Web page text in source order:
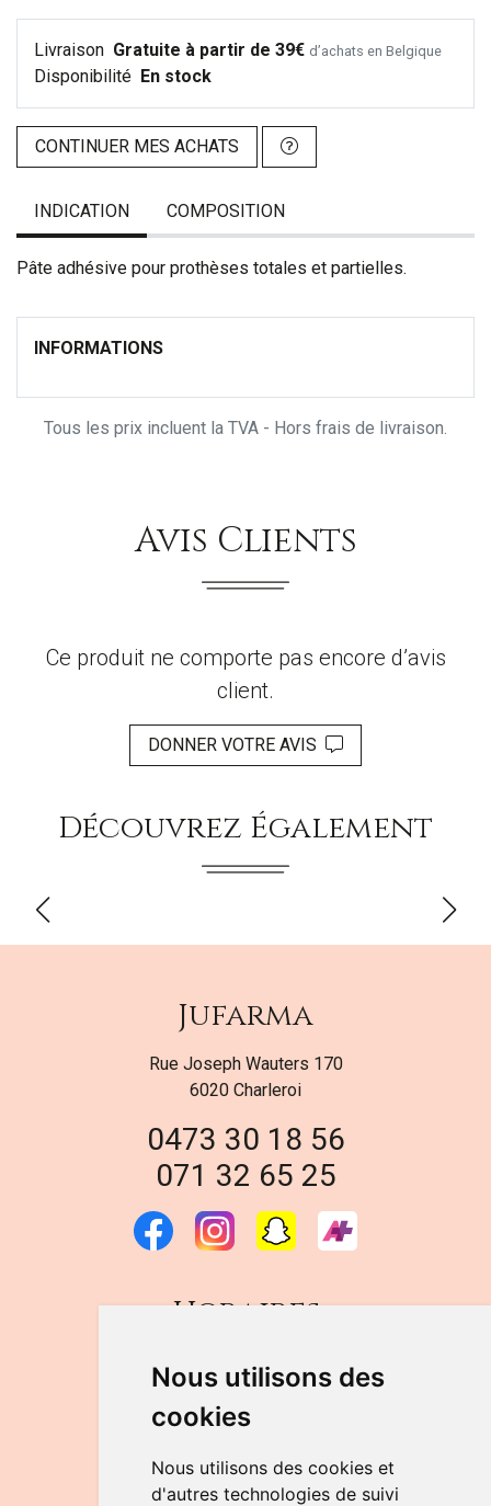
Nous utilisons des
cookies
Nous utilisons des cookies et
d'autres technologies de suivi
Livraison Gratuite à partir de 39€ d’achats en Belgique
Disponibilité En stock
CONTINUER MES ACHATS
INDICATION COMPOSITION
Pâte adhésive pour prothèses totales et partielles.
INFORMATIONS
Tous les prix incluent la TVA - Hors frais de livraison.
Avis Clients
Ce produit ne comporte pas encore d’avis
client.
DONNER VOTRE AVIS
Découvrez Également
Jufarma
Rue Joseph Wauters 170
6020 Charleroi
0473 30 18 56
071 32 65 25
Horaires
DU LUNDI AU VENDREDI
de 9h à 12h30 et de 14h à 18h
LE SAMEDI
de 9h à 12h30